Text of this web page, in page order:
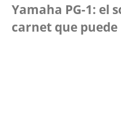
Yamaha PG-1: el
carnet que